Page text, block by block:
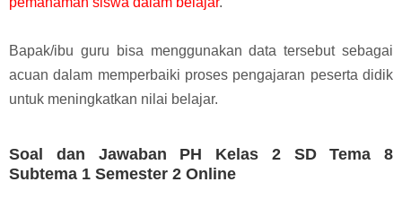
Bapak/ibu guru bisa menggunakan data tersebut sebagai
acuan dalam memperbaiki proses pengajaran peserta didik
untuk meningkatkan nilai belajar.
Soal dan Jawaban PH Kelas 2 SD Tema 8
Subtema 1 Semester 2 Online